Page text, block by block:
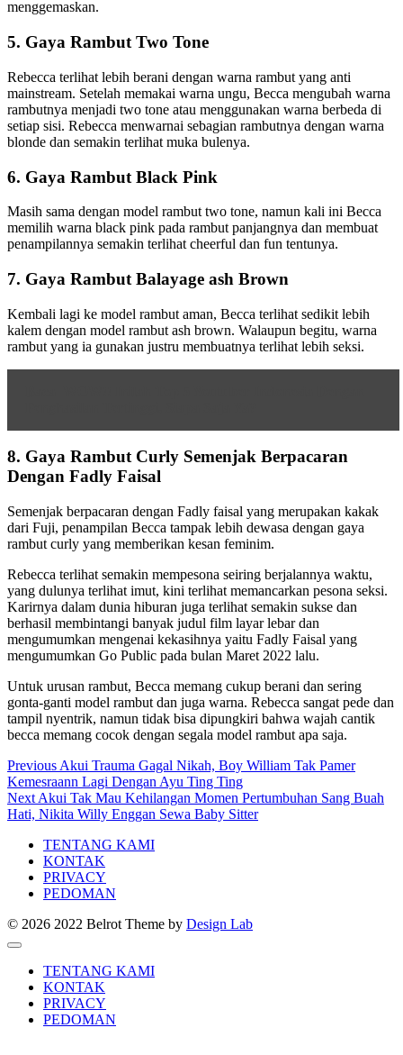
menggemaskan.
5. Gaya Rambut Two Tone
Rebecca terlihat lebih berani dengan warna rambut yang anti
mainstream. Setelah memakai warna ungu, Becca mengubah warna
rambutnya menjadi two tone atau menggunakan warna berbeda di
setiap sisi. Rebecca menwarnai sebagian rambutnya dengan warna
blonde dan semakin terlihat muka bulenya.
6. Gaya Rambut Black Pink
Masih sama dengan model rambut two tone, namun kali ini Becca
memilih warna black pink pada rambut panjangnya dan membuat
penampilannya semakin terlihat cheerful dan fun tentunya.
7. Gaya Rambut Balayage ash Brown
Kembali lagi ke model rambut aman, Becca terlihat sedikit lebih
kalem dengan model rambut ash brown. Walaupun begitu, warna
rambut yang ia gunakan justru membuatnya terlihat lebih seksi.
8. Gaya Rambut Curly Semenjak Berpacaran
Dengan Fadly Faisal
Semenjak berpacaran dengan Fadly faisal yang merupakan kakak
dari Fuji, penampilan Becca tampak lebih dewasa dengan gaya
rambut curly yang memberikan kesan feminim.
Rebecca terlihat semakin mempesona seiring berjalannya waktu,
yang dulunya terlihat imut, kini terlihat memancarkan pesona seksi.
Karirnya dalam dunia hiburan juga terlihat semakin sukse dan
berhasil membintangi banyak judul film layar lebar dan
mengumumkan mengenai kekasihnya yaitu Fadly Faisal yang
mengumumkan Go Public pada bulan Maret 2022 lalu.
Untuk urusan rambut, Becca memang cukup berani dan sering
gonta-ganti model rambut dan juga warna. Rebecca sangat pede dan
tampil nyentrik, namun tidak bisa dipungkiri bahwa wajah cantik
becca memang cocok dengan segala model rambut apa saja.
Post
navigation
PreviousPrevious
post:
Akui Trauma Gagal Nikah, Boy William Tak Pamer
Kemesraann Lagi Dengan Ayu Ting Ting
NextNext
post:
Akui Tak Mau Kehilangan Momen Pertumbuhan Sang Buah
Hati, Nikita Willy Enggan Sewa Baby Sitter
TENTANG KAMI
KONTAK
PRIVACY
PEDOMAN
© 2026 2022 Belrot Theme by Design Lab
TENTANG KAMI
KONTAK
PRIVACY
PEDOMAN